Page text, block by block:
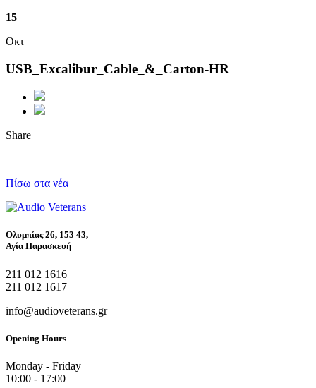
15
Οκτ
USB_Excalibur_Cable_&_Carton-HR
Share
Πίσω στα νέα
Ολυμπίας 26, 153 43,
Αγία Παρασκευή
211 012 1616
211 012 1617
info@audioveterans.gr
Opening Hours
Monday - Friday
10:00 - 17:00